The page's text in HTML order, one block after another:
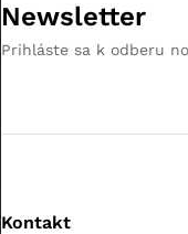
Newsletter
Prihláste sa k odberu
Kontakt